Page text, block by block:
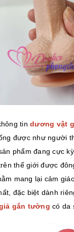
tin dương vật
được như người
phẩm đang cực
thế giới được
mang lại cảm
đặc biệt dành
gắn tường có da